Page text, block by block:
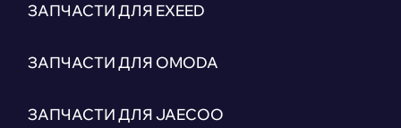
ЗАПЧАСТИ ДЛЯ EXEED
ЗАПЧАСТИ ДЛЯ OMODA
ЗАПЧАСТИ ДЛЯ JAECOO